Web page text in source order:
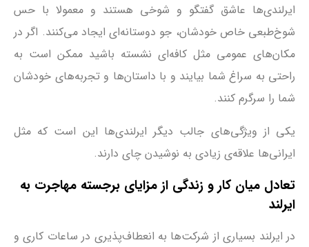
ایرلندی‌ها عاشق گفتگو و شوخی هستند و معمولا با حس
شوخ‌طبعی خاص خودشان، جو دوستانه‌ای ایجاد می‌کنند. اگر در
مکان‌های عمومی مثل کافه‌ای نشسته باشید ممکن است به
راحتی به سراغ شما بیایند و با داستان‌ها و تجربه‌های خودشان
شما را سرگرم کنند.
یکی از ویژگی‌های جالب دیگر ایرلندی‌ها این است که مثل
ایرانی‌ها علاقه‌ی زیادی به نوشیدن چای دارند.
تعادل میان کار و زندگی از مزایای برجسته مهاجرت به
ایرلند
در ایرلند بسیاری از شرکت‌ها به انعطاف‌پذیری در ساعات کاری و